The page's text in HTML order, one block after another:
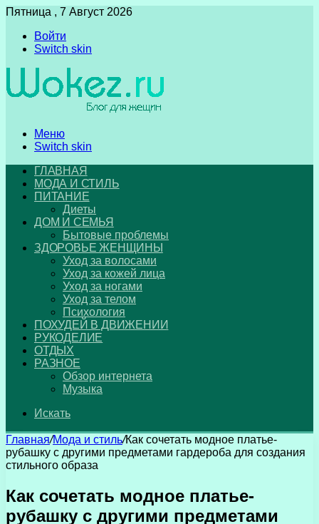
Пятница , 7 Август 2026
Войти
Switch skin
Меню
Switch skin
ГЛАВНАЯ
МОДА И СТИЛЬ
ПИТАНИЕ
Диеты
ДОМ И СЕМЬЯ
Бытовые проблемы
ЗДОРОВЬЕ ЖЕНЩИНЫ
Уход за волосами
Уход за кожей лица
Уход за ногами
Уход за телом
Психология
ПОХУДЕЙ В ДВИЖЕНИИ
РУКОДЕЛИЕ
ОТДЫХ
РАЗНОЕ
Обзор интернета
Музыка
Искать
Главная/Мода и стиль/Как сочетать модное платье-
рубашку с другими предметами гардероба для создания
стильного образа
Как сочетать модное платье-
рубашку с другими предметами